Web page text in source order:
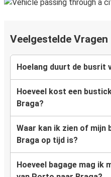
Veelgestelde Vragen
Hoelang duurt de busrit
Hoeveel kost een
Braga?
Waar kan ik zien of mijn
Braga op tijd is?
Hoeveel bagage mag ik